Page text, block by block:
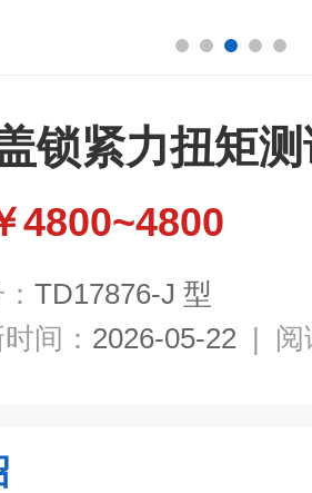
锁紧力扭矩
4800~4800
TD17876-J 型
间： 2026-05-22 | 阅